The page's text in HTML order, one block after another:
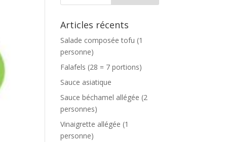
Articles récents
Salade composée tofu (1
personne)
Falafels (28 = 7 portions)
Sauce asiatique
Sauce béchamel allégée (2
personnes)
Vinaigrette allégée (1
personne)